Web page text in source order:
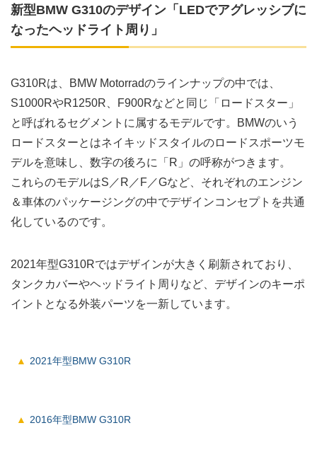
新型BMW G310のデザイン「LEDでアグレッシブに
なったヘッドライト周り」
G310Rは、BMW Motorradのラインナップの中では、
S1000RやR1250R、F900Rなどと同じ「ロードスター」
と呼ばれるセグメントに属するモデルです。BMWのいう
ロードスターとはネイキッドスタイルのロードスポーツモ
デルを意味し、数字の後ろに「R」の呼称がつきます。
これらのモデルはS／R／F／Gなど、それぞれのエンジン
＆車体のパッケージングの中でデザインコンセプトを共通
化しているのです。
2021年型G310Rではデザインが大きく刷新されており、
タンクカバーやヘッドライト周りなど、デザインのキーポ
イントとなる外装パーツを一新しています。
2021年型BMW G310R
2016年型BMW G310R